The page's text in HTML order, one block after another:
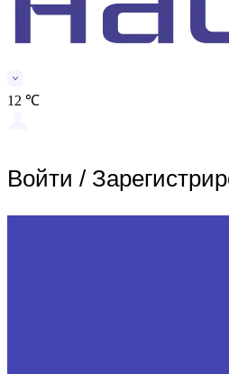
12 ℃
Войти /